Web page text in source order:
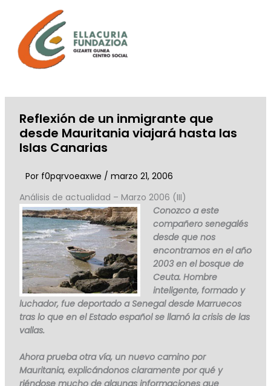
contenido
Reflexión de un inmigrante que
desde Mauritania viajará hasta las
Islas Canarias
Por f0pqrvoeaxwe / marzo 21, 2006
Análisis de actualidad – Marzo 2006 (III)
Conozco a este
compañero senegalés
desde que nos
encontramos en el año
2003 en el bosque de
Ceuta. Hombre
inteligente, formado y
luchador, fue deportado a Senegal desde Marruecos
tras lo que en el Estado español se llamó la crisis de las
vallas.
Ahora prueba otra vía, un nuevo camino por
Mauritania, explicándonos claramente por qué y